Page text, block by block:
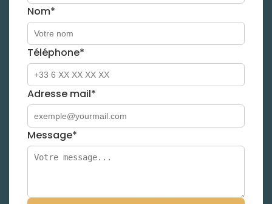
Nom*
Téléphone*
Adresse mail*
Message*